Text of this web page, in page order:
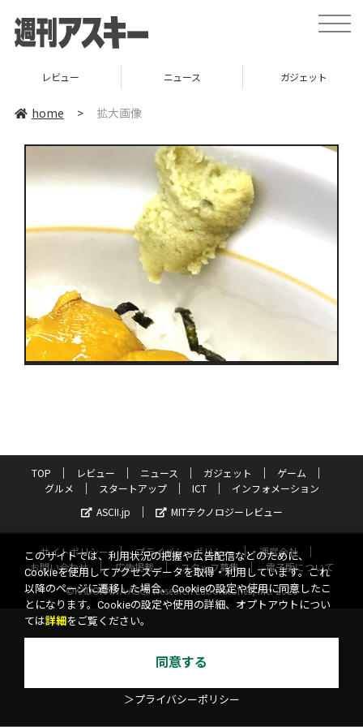
toggle
レビュー ニュース ガジェット
home > 拡大画像
TOP レビュー ニュース ガジェット
ゲーム
グルメ
スタートアップ ICT
インフォメーション
ASCII.jp
MITテクノロジーレビュー
サイトポリシー プライバシーポリシー
運営会社
お問い合わせ
広告掲載 スタッフ募集
電子版について
©KADOKAWA ASCII Research Laboratories, Inc. 2026
このサイトでは、利用状況の把握や広告配信などのために、
Cookieを使用してアクセスデータを取得・利用しています。これ
以降のページに遷移した場合、Cookieの設定や使用に同意したこ
とになります。Cookieの設定や使用の詳細、オプトアウトについ
ては詳細 をご覧ください。
同意する
＞プライバシーポリシー